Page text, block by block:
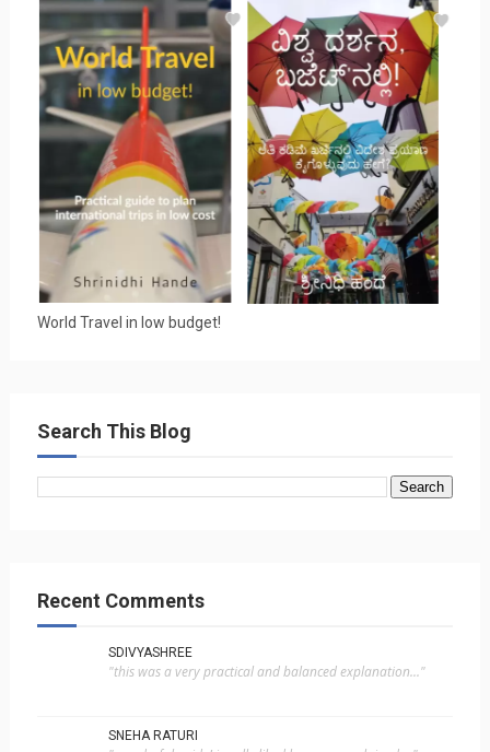
World Travel in low budget!
Search This Blog
Recent Comments
SDIVYASHREE
"this was a very practical and balanced explanation..."
SNEHA RATURI